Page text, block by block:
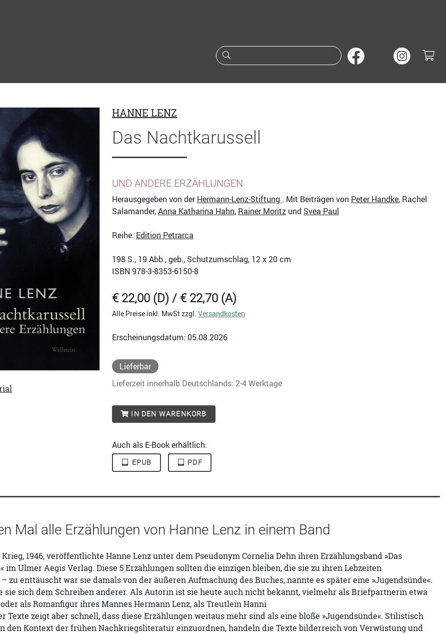
Suche nach Büchern oder
HANNE LENZ
Das Nachtkarussell
UND ANDERE ERZÄHLUNGEN
Herausgegeben von derHermann-Lenz-Stiftung . Mit Beiträgen von Peter Handke, Rachel
Salamander,Anna Katharina Hahn, Rainer Moritz und Svea Paul
Reihe: Edition Petrarca
198 S., 19 Abb., geb., Schutzumschlag, 12 x 20 cm
ISBN 978-3-8353-6150-8
€ 22,00 (D) / € 22,70 (A)
Alle Preise inkl. MwSt zzgl. Versandkosten
Erscheinungsdatum: 05.08.2026
Lieferbar
Lieferzeit innerhalb Deutschlands: 2-4 Werktage
IN DEN WARENKORB
Auch als E-Book erhältlich:
EPUB PDF
Mal alle Erzählungen von Hanne Lenz in einem Band
1946, veröffentlichte Hanne Lenz unter dem Pseudonym Cornelia Dehn ihren Erzählungsband »Das
im Ulmer Aegis Verlag. Diese 5 Erzählungen sollten die einzigen bleiben, die sie zu ihren Lebzeiten
zu enttäuscht war sie damals von der äußeren Aufmachung des Buches, nannte es später eine »Jugendsünde«.
sie sich dem Schreiben anderer. Als Autorin ist sie heute auch nicht bekannt, vielmehr als Briefpartnerin etwa
als Romanfigur ihres Mannes Hermann Lenz, als Treutlein Hanni
Texte zeigt aber schnell, dass diese Erzählungen weitaus mehr sind als eine bloße »Jugendsünde«. Stilistisch
den Kontext der frühen Nachkriegsliteratur einzuordnen, handeln die Texte bilderreich von Verwüstung und